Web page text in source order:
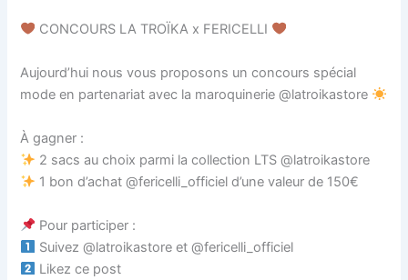
CONCOURS LA TROÏKA x FERICELLI
Aujourd’hui nous vous proposons un concours spécial
mode en partenariat avec la maroquinerie @latroikastore
À gagner :
2 sacs au choix parmi la collection LTS @latroikastore
1 bon d’achat @fericelli_officiel d’une valeur de 150€
Pour participer :
Suivez @latroikastore et @fericelli_officiel
Likez ce post